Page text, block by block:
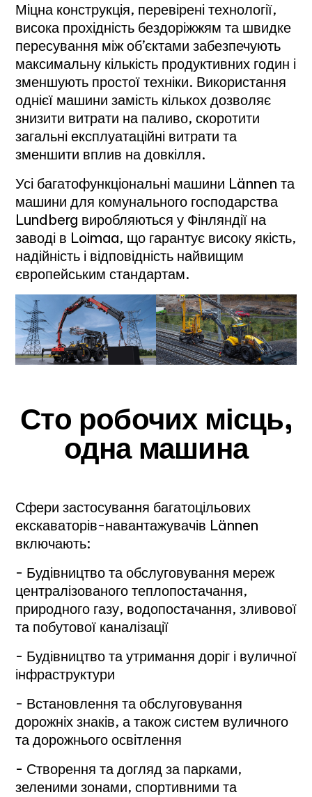
Міцна конструкція, перевірені технології,
висока прохідність бездоріжжям та швидке
пересування між об’єктами забезпечують
максимальну кількість продуктивних годин і
зменшують простої техніки. Використання
однієї машини замість кількох дозволяє
знизити витрати на паливо, скоротити
загальні експлуатаційні витрати та
зменшити вплив на довкілля.
Усі багатофункціональні машини Lännen та
машини для комунального господарства
Lundberg виробляються у Фінляндії на
заводі в Loimaa, що гарантує високу якість,
надійність і відповідність найвищим
європейським стандартам.
Сто робочих місць,
одна машина
Сфери застосування багатоцільових
екскаваторів-навантажувачів Lännen
включають:
- Будівництво та обслуговування мереж
централізованого теплопостачання,
природного газу, водопостачання, зливової
та побутової каналізації
- Будівництво та утримання доріг і вуличної
інфраструктури
- Встановлення та обслуговування
дорожніх знаків, а також систем вуличного
та дорожнього освітлення
- Створення та догляд за парками,
зеленими зонами, спортивними та